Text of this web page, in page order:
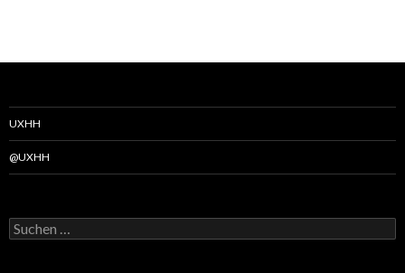
UXHH
@UXHH
Suchen
nach: